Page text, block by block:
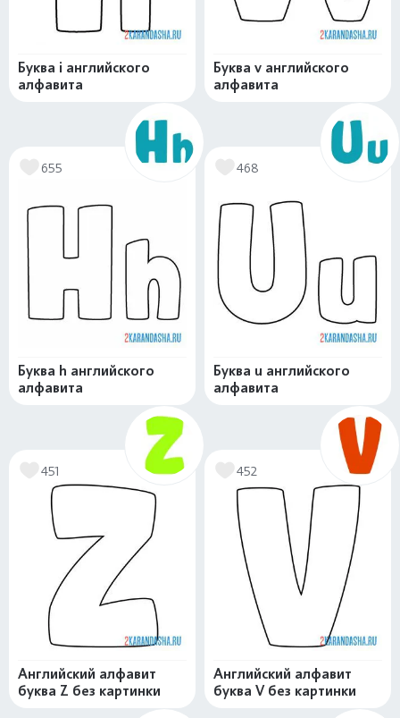
Буква i английского
алфавита
Буква v английского
алфавита
655
Буква h английского
алфавита
468
Буква u английского
алфавита
451
Английский алфавит
буква Z без картинки
452
Английский алфавит
буква V без картинки